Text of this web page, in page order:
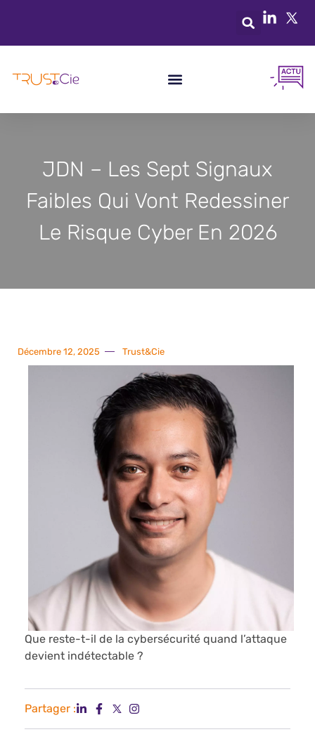
JDN – Les Sept Signaux
Faibles Qui Vont Redessiner
Le Risque Cyber En 2026
Décembre 12, 2025 Trust&Cie
Que reste-t-il de la cybersécurité quand l’attaque
devient indétectable ?
Partager :